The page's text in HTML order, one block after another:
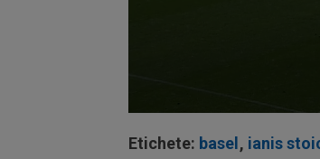
90%
Etichete: basel, ianis